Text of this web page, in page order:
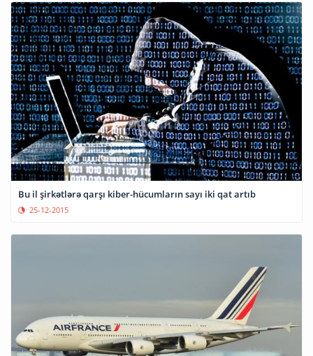
Bu il şirkətlərə qarşı kiber-hücumların sayı iki qat artıb
25-12-2015